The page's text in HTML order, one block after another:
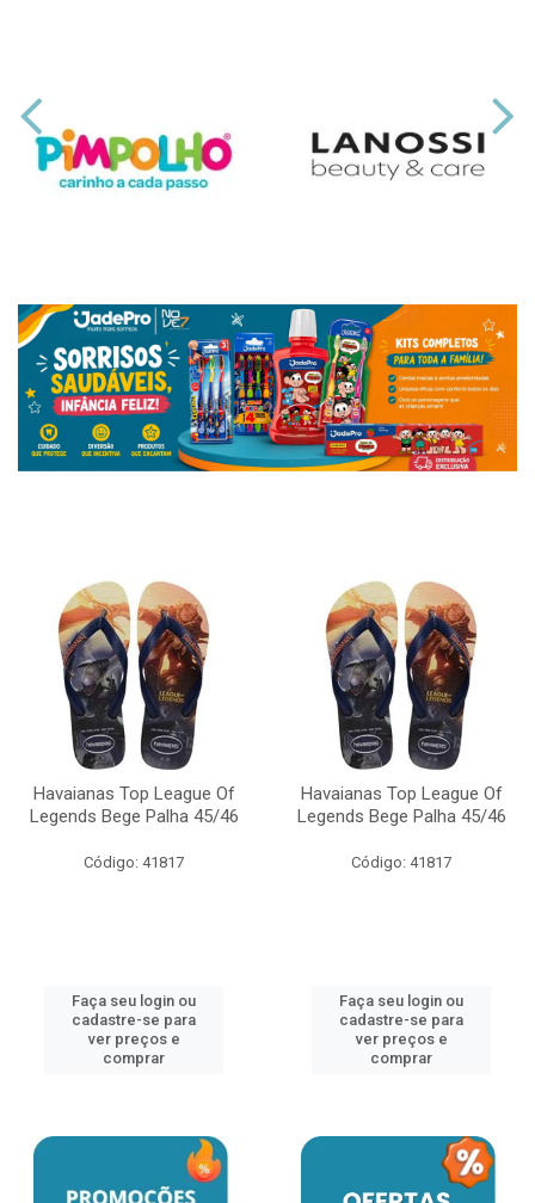
Havaianas Top League Of
Legends Bege Palha 45/46
Código: 41817
Faça seu login ou
cadastre-se para
ver preços e
comprar
Havaianas Top League Of
Legends Bege Palha 45/46
Código: 41817
Faça seu login ou
cadastre-se para
ver preços e
comprar